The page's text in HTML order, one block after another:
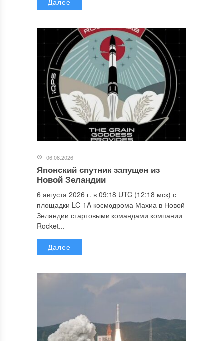
06.08.2026
Японский спутник запущен из
Новой Зеландии
6 августа 2026 г. в 09:18 UTC (12:18 мск) с
площадки LC-1A космодрома Махиа в Новой
Зеландии стартовыми командами компании
Rocket...
Далее